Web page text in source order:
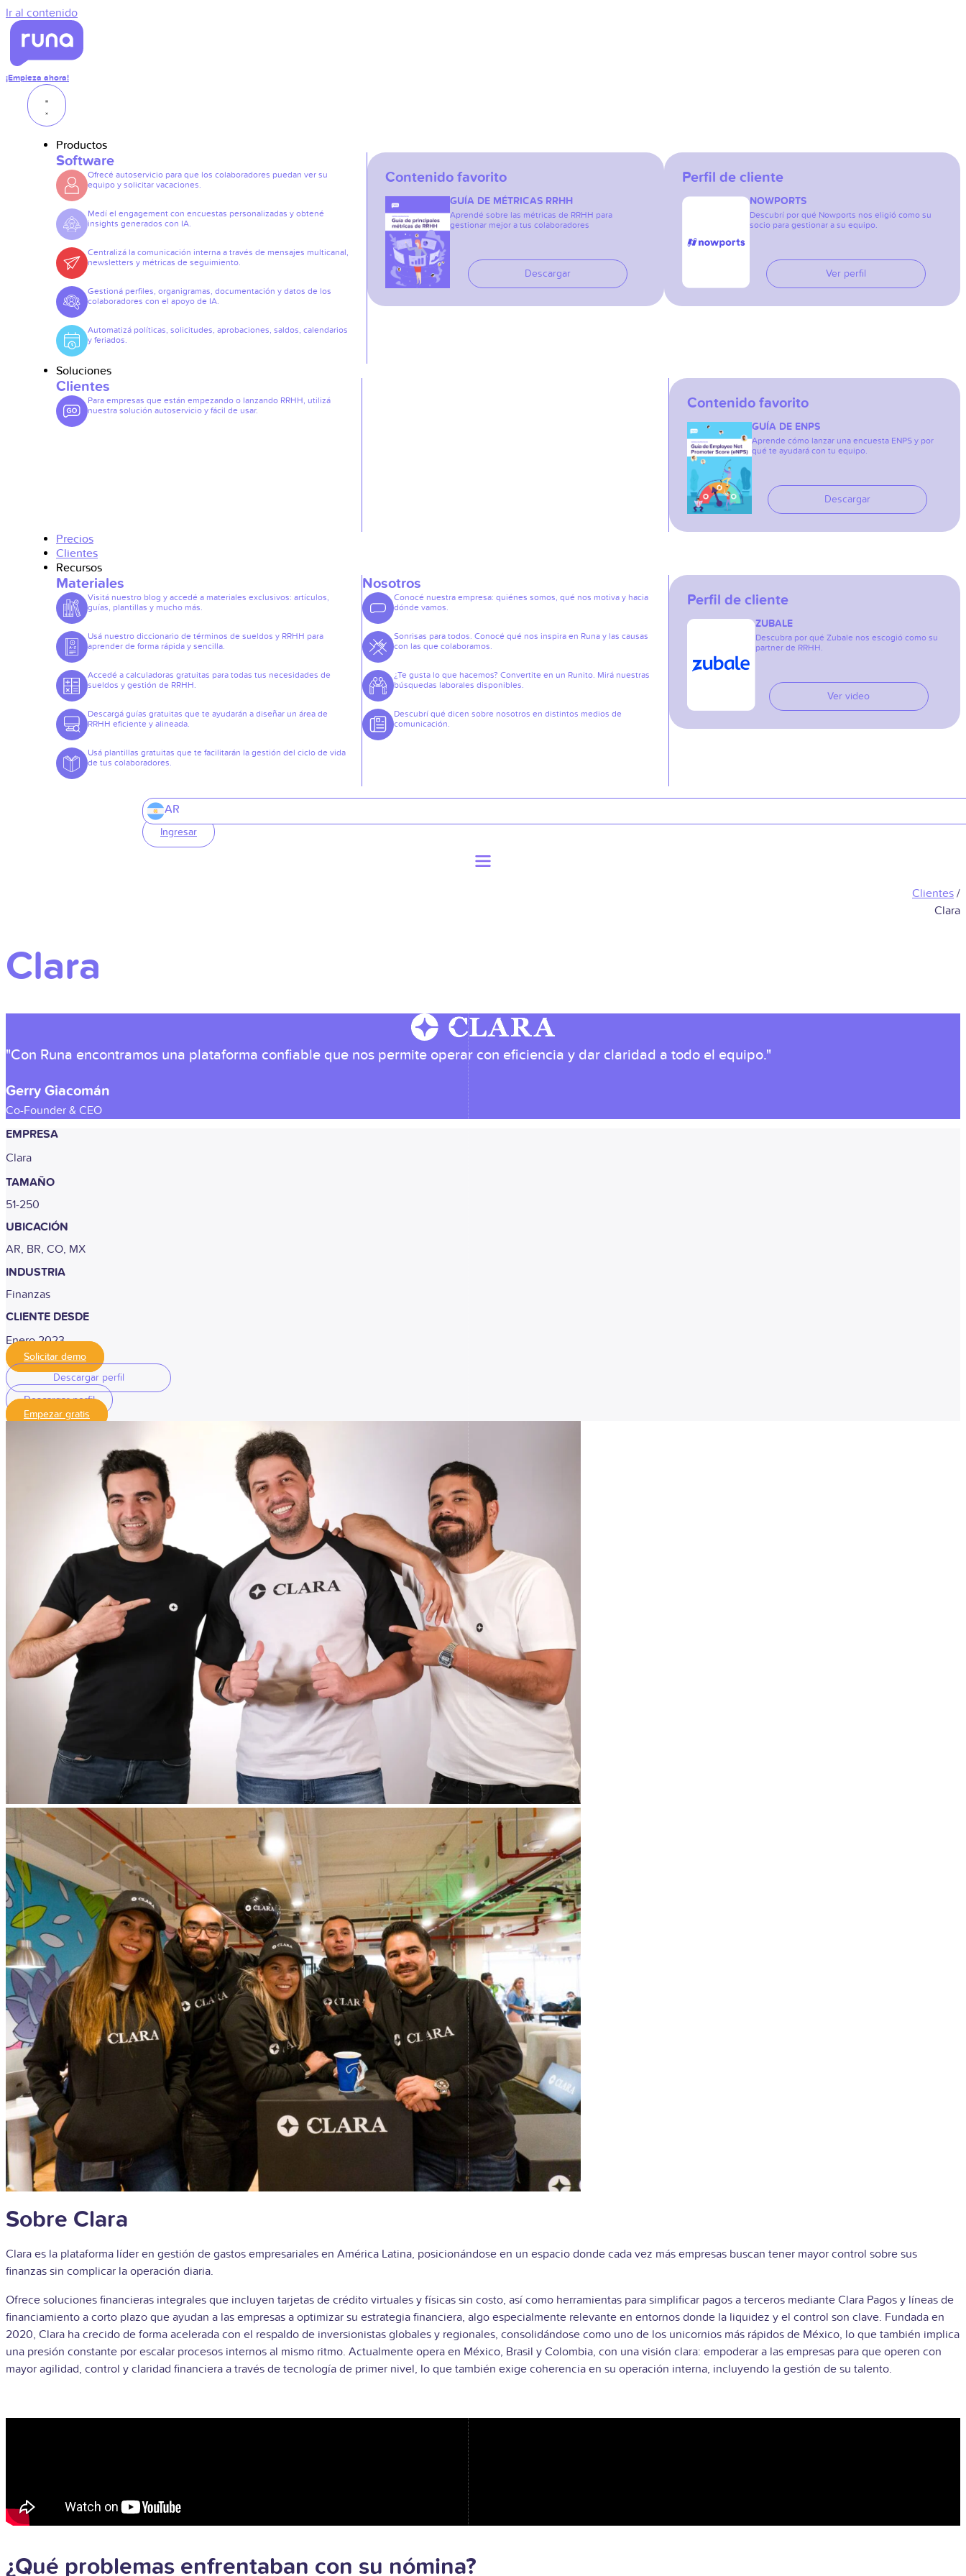
Ir al contenido
¡Empieza ahora!
Productos
Software
Ofrecé autoservicio para que los colaboradores puedan ver su
equipo y solicitar vacaciones.
Medí el engagement con encuestas personalizadas y obtené
insights generados con IA.
Centralizá la comunicación interna a través de mensajes multicanal,
newsletters y métricas de seguimiento.
Gestioná perfiles, organigramas, documentación y datos de los
colaboradores con el apoyo de IA.
Automatizá políticas, solicitudes, aprobaciones, saldos, calendarios
y feriados.
Contenido favorito
GUÍA DE MÉTRICAS RRHH
Aprendé sobre las métricas de RRHH para
gestionar mejor a tus colaboradores
Descargar
Perfil de cliente
NOWPORTS
Descubrí por qué Nowports nos eligió como su
socio para gestionar a su equipo.
Ver perfil
Soluciones
Clientes
Para empresas que están empezando o lanzando RRHH, utilizá
nuestra solución autoservicio y fácil de usar.
Contenido favorito
GUÍA DE ENPS
Aprende cómo lanzar una encuesta ENPS y por
qué te ayudará con tu equipo.
Descargar
Precios
Clientes
Recursos
Materiales
Visitá nuestro blog y accedé a materiales exclusivos: artículos,
guías, plantillas y mucho más.
Usá nuestro diccionario de términos de sueldos y RRHH para
aprender de forma rápida y sencilla.
Accedé a calculadoras gratuitas para todas tus necesidades de
sueldos y gestión de RRHH.
Descargá guías gratuitas que te ayudarán a diseñar un área de
RRHH eficiente y alineada.
Usá plantillas gratuitas que te facilitarán la gestión del ciclo de vida
de tus colaboradores.
Nosotros
Conocé nuestra empresa: quiénes somos, qué nos motiva y hacia
dónde vamos.
Sonrisas para todos. Conocé qué nos inspira en Runa y las causas
con las que colaboramos.
¿Te gusta lo que hacemos? Convertite en un Runito. Mirá nuestras
búsquedas laborales disponibles.
Descubrí qué dicen sobre nosotros en distintos medios de
comunicación.
Perfil de cliente
ZUBALE
Descubra por qué Zubale nos escogió como su
partner de RRHH.
Ver video
AR
Ingresar
Clientes /
Clara
Clara
"Con Runa encontramos una plataforma confiable que nos permite operar con eficiencia y dar claridad a todo el equipo."
Gerry Giacomán
Co-Founder & CEO
EMPRESA
Clara
TAMAÑO
51-250
UBICACIÓN
AR, BR, CO, MX
INDUSTRIA
Finanzas
CLIENTE DESDE
Enero 2023
Solicitar demo
Descargar perfil
Descargar perfil
Empezar gratis
Sobre Clara
Clara es la plataforma líder en gestión de gastos empresariales en América Latina, posicionándose en un espacio donde cada vez más empresas buscan tener mayor control sobre sus
finanzas sin complicar la operación diaria.
Ofrece soluciones financieras integrales que incluyen tarjetas de crédito virtuales y físicas sin costo, así como herramientas para simplificar pagos a terceros mediante Clara Pagos y líneas de
financiamiento a corto plazo que ayudan a las empresas a optimizar su estrategia financiera, algo especialmente relevante en entornos donde la liquidez y el control son clave. Fundada en
2020, Clara ha crecido de forma acelerada con el respaldo de inversionistas globales y regionales, consolidándose como uno de los unicornios más rápidos de México, lo que también implica
una presión constante por escalar procesos internos al mismo ritmo. Actualmente opera en México, Brasil y Colombia, con una visión clara: empoderar a las empresas para que operen con
mayor agilidad, control y claridad financiera a través de tecnología de primer nivel, lo que también exige coherencia en su operación interna, incluyendo la gestión de su talento.
¿Qué problemas enfrentaban con su nómina?